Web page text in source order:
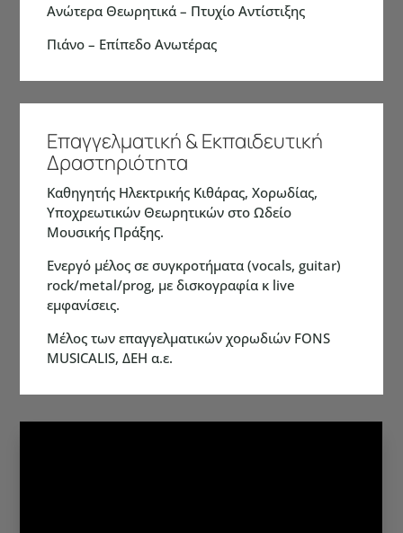
Ανώτερα Θεωρητικά – Πτυχίο Αντίστιξης
Πιάνο – Επίπεδο Ανωτέρας
Επαγγελματική & Εκπαιδευτική
Δραστηριότητα
Καθηγητής Ηλεκτρικής Κιθάρας, Χορωδίας,
Υποχρεωτικών Θεωρητικών στο Ωδείο
Μουσικής Πράξης.
Ενεργό μέλος σε συγκροτήματα (vocals, guitar)
rock/metal/prog, με δισκογραφία κ live
εμφανίσεις.
Μέλος των επαγγελματικών χορωδιών FONS
MUSICALIS, ΔΕΗ α.ε.